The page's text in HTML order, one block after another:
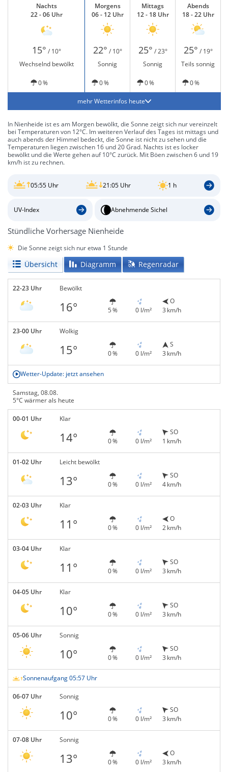
Nachts
22 - 06 Uhr
Morgens
06 - 12 Uhr
Mittags
12 - 18 Uhr
Abends
18 - 22 Uhr
15° / 10° 22° / 10° 25° / 23° 25° / 19°
Wechselnd bewölkt
Sonnig Sonnig Teils sonnig
0 % 0 % 0 % 0 %
mehr Wetterinfos heute
In Nienheide ist es am Morgen bewölkt, die Sonne zeigt sich nur vereinzelt
bei Temperaturen von 12°C. Im weiteren Verlauf des Tages ist mittags und
auch abends der Himmel bedeckt, die Sonne ist nicht zu sehen und die
Temperaturen liegen zwischen 16 und 20 Grad. Nachts ist es locker
bewölkt und die Werte gehen auf 10°C zurück. Mit Böen zwischen 6 und 19
km/h ist zu rechnen.
05:55 Uhr 21:05 Uhr 1 h
UV-Index Abnehmende Sichel
Stündliche Vorhersage Nienheide
Die Sonne zeigt sich nur etwa 1 Stunde
Übersicht Diagramm Regenradar
22-23 Uhr Bewölkt
16° 5 % 0 l/m²
O
3 km/h
23-00 Uhr Wolkig
15° 0 % 0 l/m²
S
3 km/h
Wetter-Update: jetzt ansehen
Samstag, 08.08.
5°C wärmer als heute
00-01 Uhr Klar
14° 0 % 0 l/m²
SO
1 km/h
01-02 Uhr Leicht bewölkt
13° 0 % 0 l/m²
SO
4 km/h
02-03 Uhr Klar
11° 0 % 0 l/m²
O
2 km/h
03-04 Uhr Klar
11° 0 % 0 l/m²
SO
3 km/h
04-05 Uhr Klar
10° 0 % 0 l/m²
SO
3 km/h
05-06 Uhr Sonnig
10° 0 % 0 l/m²
SO
3 km/h
Sonnenaufgang 05:57 Uhr
06-07 Uhr Sonnig
10° 0 % 0 l/m²
SO
3 km/h
07-08 Uhr Sonnig
13° 0 % 0 l/m²
O
3 km/h